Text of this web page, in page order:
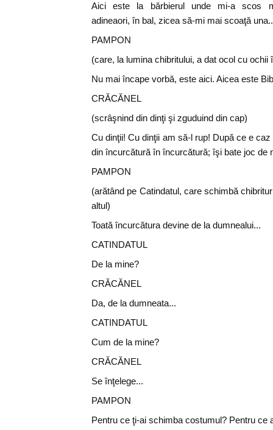
Aici este la bărbierul unde mi-a scos
adineaori, în bal, zicea să-mi mai scoaţă
PAMPON
(care, la lumina chibritului, a dat ocol cu ochii
Nu mai încape vorbă, este aici. Aicea este
CRĂCĂNEL
(scrâşnind din dinţi şi zguduind din cap)
Cu dinţii! Cu dinţii am să-l rup! După ce e
din încurcătură în încurcătură; îşi bate joc de
PAMPON
(arătând pe Catindatul, care schimbă
altul)
Toată încurcătura devine de la dumnealui...
CATINDATUL
De la mine?
CRĂCĂNEL
Da, de la dumneata...
CATINDATUL
Cum de la mine?
CRĂCĂNEL
Se înţelege...
PAMPON
Pentru ce ţi-ai schimba costumul? Pentru ce